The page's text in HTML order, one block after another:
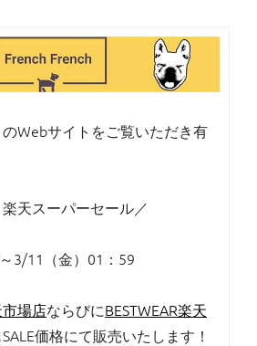
Webサイトをご覧いただき有
天スーパーセール／
3/11（金）01：59
場店ならびにBESTWEAR楽天
価格にて販売いたします！